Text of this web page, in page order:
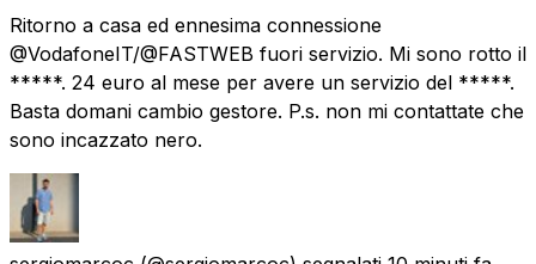
Ritorno a casa ed ennesima connessione
@VodafoneIT/@FASTWEB fuori servizio. Mi sono rotto il
*****. 24 euro al mese per avere un servizio del *****.
Basta domani cambio gestore. P.s. non mi contattate che
sono incazzato nero.